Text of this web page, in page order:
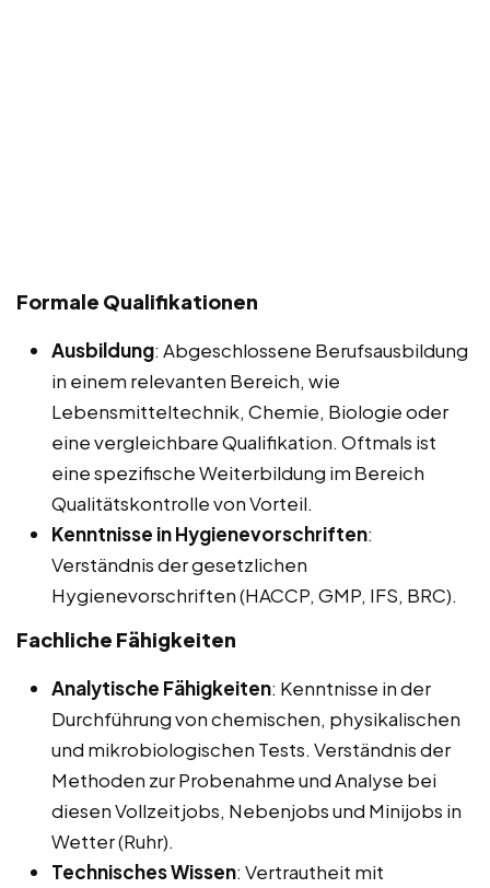
Formale Qualifikationen
Ausbildung: Abgeschlossene Berufsausbildung
in einem relevanten Bereich, wie
Lebensmitteltechnik, Chemie, Biologie oder
eine vergleichbare Qualifikation. Oftmals ist
eine spezifische Weiterbildung im Bereich
Qualitätskontrolle von Vorteil.
Kenntnisse in Hygienevorschriften:
Verständnis der gesetzlichen
Hygienevorschriften (HACCP, GMP, IFS, BRC).
Fachliche Fähigkeiten
Analytische Fähigkeiten: Kenntnisse in der
Durchführung von chemischen, physikalischen
und mikrobiologischen Tests. Verständnis der
Methoden zur Probenahme und Analyse bei
diesen Vollzeitjobs, Nebenjobs und Minijobs in
Wetter (Ruhr).
Technisches Wissen: Vertrautheit mit